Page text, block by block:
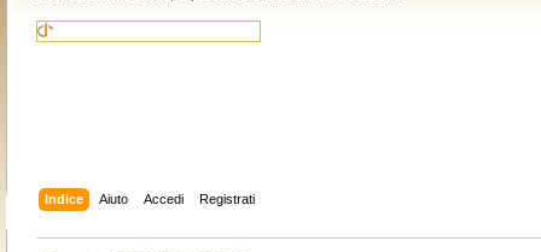
Indice Aiuto Accedi Registrati